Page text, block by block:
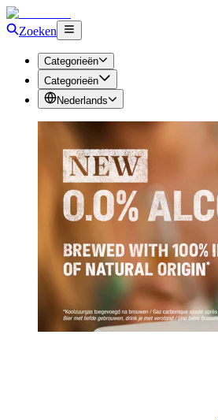
Zoeken
Categorieën
Categorieën
Nederlands